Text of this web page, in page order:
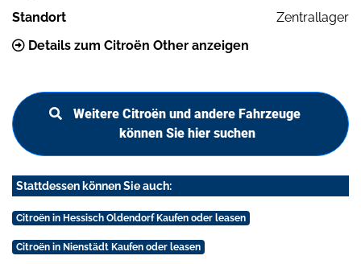
Standort
Zentrallager
Details zum Citroën Other anzeigen
Weitere Citroën und andere Fahrzeuge
können Sie hier suchen
Stattdessen können Sie auch:
Citroën in Hessisch Oldendorf Kaufen oder leasen
Citroën in Nienstädt Kaufen oder leasen